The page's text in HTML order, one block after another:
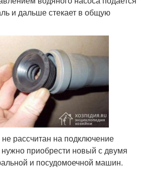
и дальше стекает в общую
рассчитан на подключение
приобрести новый с двумя
и посудомоечной машин.